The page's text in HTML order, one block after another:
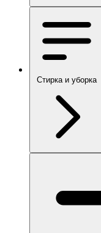
Стирка и уборка